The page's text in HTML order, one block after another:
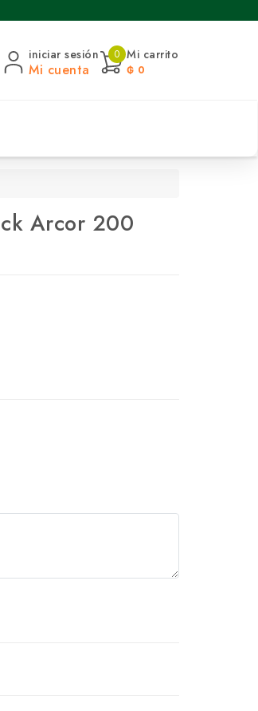
iniciar sesión
Mi cuenta
0 Mi carrito
₲ 0
Arcor 200